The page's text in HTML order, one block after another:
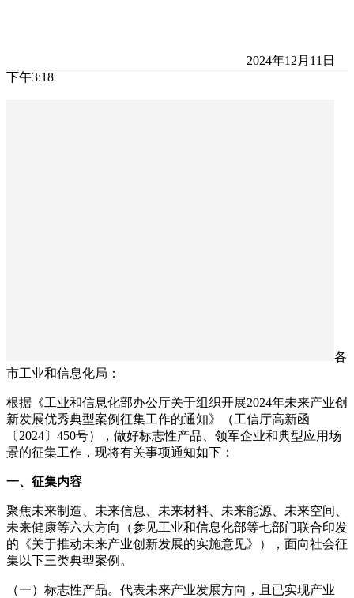
2024年12月11日
下午3:18
各
市工业和信息化局：
根据《工业和信息化部办公厅关于组织开展2024年未来产业创
新发展优秀典型案例征集工作的通知》（工信厅高新函
〔2024〕450号），做好标志性产品、领军企业和典型应用场
景的征集工作，现将有关事项通知如下：
一、征集内容
聚焦未来制造、未来信息、未来材料、未来能源、未来空间、
未来健康等六大方向（参见工业和信息化部等七部门联合印发
的《关于推动未来产业创新发展的实施意见》），面向社会征
集以下三类典型案例。
（一）标志性产品。代表未来产业发展方向，且已实现产业